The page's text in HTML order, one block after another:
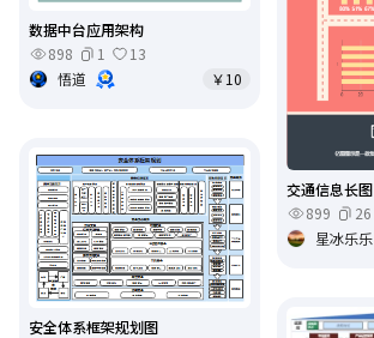
交通信息长图
899
26
星冰乐乐
数据中台应用架构
898
1
13
悟道
￥10
安全体系框架规划图